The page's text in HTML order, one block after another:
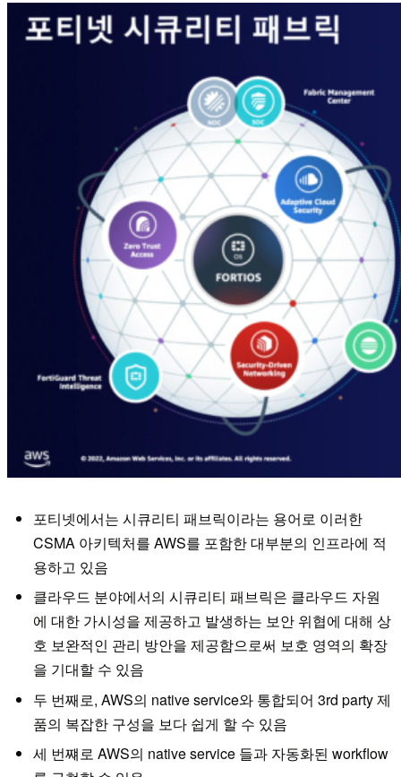
포티넷에서는 시큐리티 패브릭이라는 용어로 이러한
CSMA 아키텍처를 AWS를 포함한 대부분의 인프라에 적
용하고 있음
클라우드 분야에서의 시큐리티 패브릭은 클라우드 자원
에 대한 가시성을 제공하고 발생하는 보안 위협에 대해 상
호 보완적인 관리 방안을 제공함으로써 보호 영역의 확장
을 기대할 수 있음
두 번째로, AWS의 native service와 통합되어 3rd party 제
품의 복잡한 구성을 보다 쉽게 할 수 있음
세 번쨰로 AWS의 native service 들과 자동화된 workflow